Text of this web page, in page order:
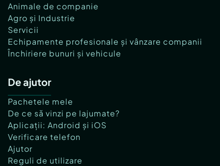
Animale de companie
Agro și Industrie
Servicii
Echipamente profesionale și vânzare companii
Închiriere bunuri și vehicule
De ajutor
Pachetele mele
De ce să vinzi pe lajumate?
Aplicații: Android și iOS
Verificare telefon
Ajutor
Reguli de utilizare